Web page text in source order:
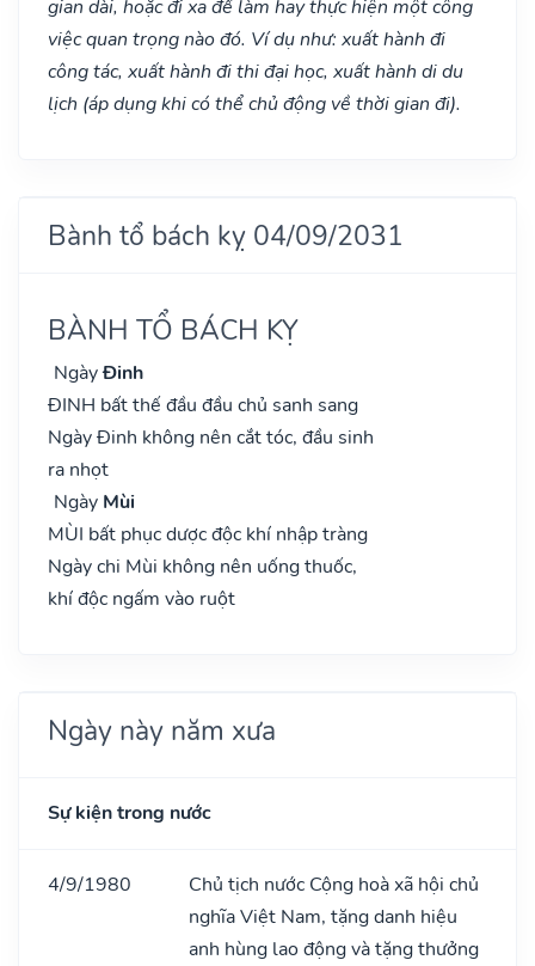
gian dài, hoặc đi xa để làm hay thực hiện một công
việc quan trọng nào đó. Ví dụ như: xuất hành đi
công tác, xuất hành đi thi đại học, xuất hành di du
lịch (áp dụng khi có thể chủ động về thời gian đi).
Bành tổ bách kỵ 04/09/2031
BÀNH TỔ BÁCH KỴ
NgàyĐinh
ĐINH bất thế đầu đầu chủ sanh sang
Ngày Đinh không nên cắt tóc, đầu sinh
ra nhọt
Ngày Mùi
MÙI bất phục dược độc khí nhập tràng
Ngày chi Mùi không nên uống thuốc,
khí độc ngấm vào ruột
Ngày này năm xưa
Sự kiện trong nước
4/9/1980
Chủ tịch nước Cộng hoà xã hội chủ
nghĩa Việt Nam, tặng danh hiệu
anh hùng lao động và tặng thưởng